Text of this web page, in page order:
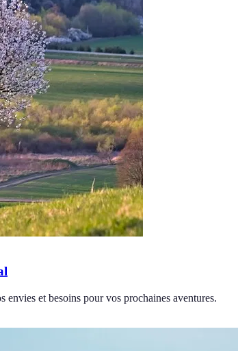
et besoins pour vos prochaines aventures.